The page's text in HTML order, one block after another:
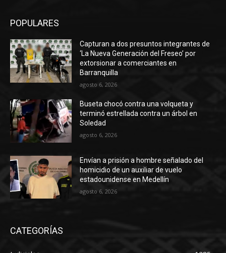
POPULARES
Capturan a dos presuntos integrantes de
‘La Nueva Generación del Freseo’ por
extorsionar a comerciantes en
Barranquilla
agosto 6, 2026
Buseta chocó contra una volqueta y
terminó estrellada contra un árbol en
Soledad
agosto 6, 2026
Envían a prisión a hombre señalado del
homicidio de un auxiliar de vuelo
estadounidense en Medellín
agosto 6, 2026
CATEGORÍAS